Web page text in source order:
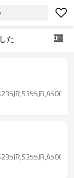
た